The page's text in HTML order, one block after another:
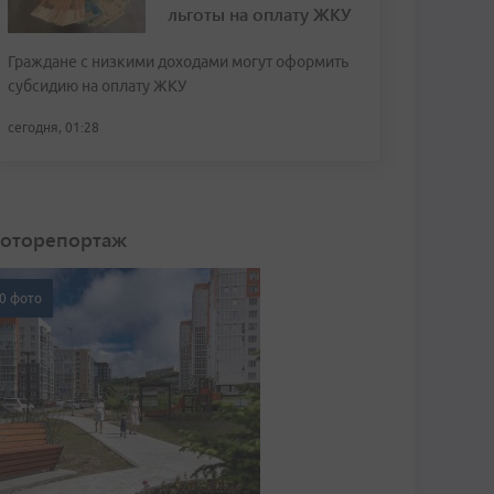
льготы на оплату ЖКУ
Граждане с низкими доходами могут оформить
субсидию на оплату ЖКУ
сегодня, 01:28
фото